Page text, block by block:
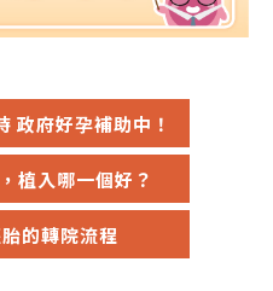
政府好孕補助中！
植入哪一個好？
的轉院流程